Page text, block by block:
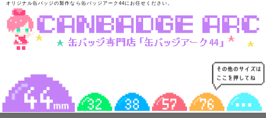
オリジナル缶バッジの製作なら缶バッジアーク44にお任せください。